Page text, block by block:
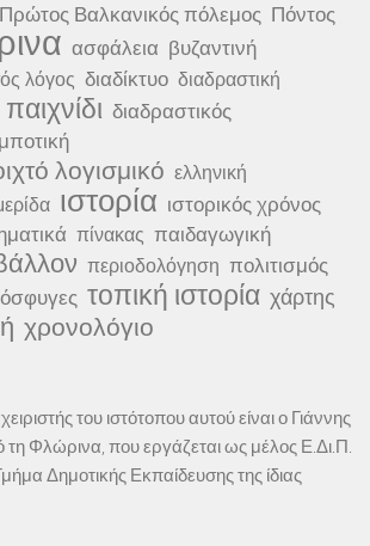
Πρώτος Βαλκανικός πόλεμος Πόντος
ασφάλεια βυζαντινή
λόγος διαδίκτυο διαδραστική
διαδραστικός
λογισμικό ελληνική
ιστορία ιστορικός χρόνος
πίνακας παιδαγωγική
περιοδολόγηση πολιτισμός
τοπική ιστορία χάρτης
χρονολόγιο
του ιστότοπου αυτού είναι ο Γιάννης
Φλώρινα, που εργάζεται ως μέλος Ε.Δι.Π.
Δημοτικής Εκπαίδευσης της ίδιας